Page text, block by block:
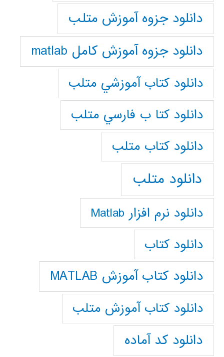
دانلود جزوه آموزش متلب
دانلود جزوه آموزش کامل matlab
دانلود كتاب آموزشي متلب
دانلود كتا ب فارسي متلب
دانلود كتاب متلب
دانلود متلب
دانلود نرم افزار Matlab
دانلود کتاب
دانلود کتاب آموزش MATLAB
دانلود کتاب آموزش متلب
دانلود کد آماده